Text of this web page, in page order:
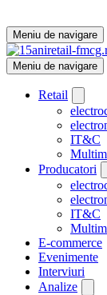
Meniu de navigare
Meniu de navigare
Retail
IT&C
Producatori
IT&C
E-commerce
Evenimente
Interviuri
Analize